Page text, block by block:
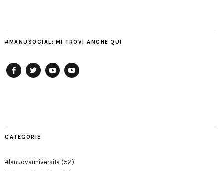
#MANUSOCIAL: MI TROVI ANCHE QUI
CATEGORIE
#lanuovauniversità (52)